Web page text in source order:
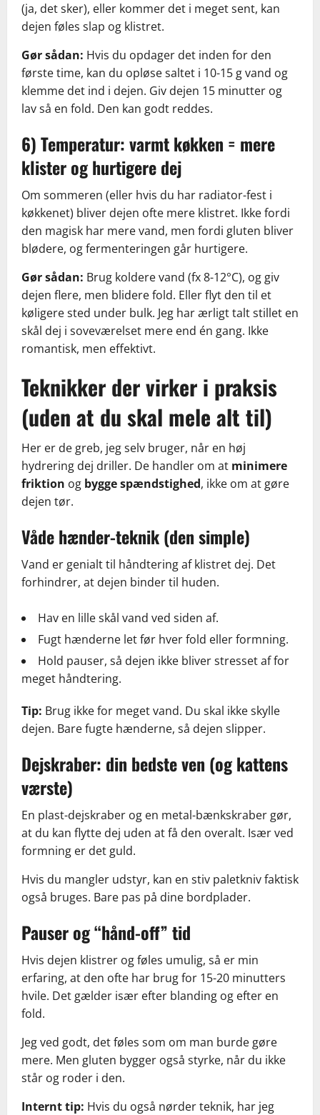
(ja, det sker), eller kommer det i meget sent, kan
dejen føles slap og klistret.
Gør sådan: Hvis du opdager det inden for den
første time, kan du opløse saltet i 10-15 g vand og
klemme det ind i dejen. Giv dejen 15 minutter og
lav så en fold. Den kan godt reddes.
6) Temperatur: varmt køkken = mere
klister og hurtigere dej
Om sommeren (eller hvis du har radiator-fest i
køkkenet) bliver dejen ofte mere klistret. Ikke fordi
den magisk har mere vand, men fordi gluten bliver
blødere, og fermenteringen går hurtigere.
Gør sådan: Brug koldere vand (fx 8-12°C), og giv
dejen flere, men blidere fold. Eller flyt den til et
køligere sted under bulk. Jeg har ærligt talt stillet en
skål dej i soveværelset mere end én gang. Ikke
romantisk, men effektivt.
Teknikker der virker i praksis
(uden at du skal mele alt til)
Her er de greb, jeg selv bruger, når en høj
hydrering dej driller. De handler om at minimere
friktion og bygge spændstighed, ikke om at gøre
dejen tør.
Våde hænder-teknik (den simple)
Vand er genialt til håndtering af klistret dej. Det
forhindrer, at dejen binder til huden.
Hav en lille skål vand ved siden af.
Fugt hænderne let før hver fold eller formning.
Hold pauser, så dejen ikke bliver stresset af for
meget håndtering.
Tip: Brug ikke for meget vand. Du skal ikke skylle
dejen. Bare fugte hænderne, så dejen slipper.
Dejskraber: din bedste ven (og kattens
værste)
En plast-dejskraber og en metal-bænkskraber gør,
at du kan flytte dej uden at få den overalt. Især ved
formning er det guld.
Hvis du mangler udstyr, kan en stiv paletkniv faktisk
også bruges. Bare pas på dine bordplader.
Pauser og “hånd-off” tid
Hvis dejen klistrer og føles umulig, så er min
erfaring, at den ofte har brug for 15-20 minutters
hvile. Det gælder især efter blanding og efter en
fold.
Jeg ved godt, det føles som om man burde gøre
mere. Men gluten bygger også styrke, når du ikke
står og roder i den.
Internt tip: Hvis du også nørder teknik, har jeg